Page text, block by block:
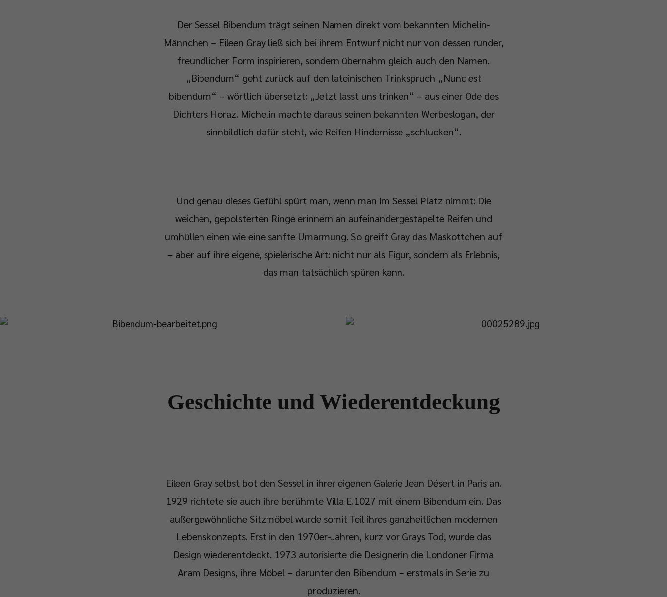
Der Sessel Bibendum trägt seinen Namen direkt vom bekannten Michelin-
Männchen – Eileen Gray ließ sich bei ihrem Entwurf nicht nur von dessen runder,
freundlicher Form inspirieren, sondern übernahm gleich auch den Namen.
„Bibendum“ geht zurück auf den lateinischen Trinkspruch „Nunc est
bibendum“ – wörtlich übersetzt: „Jetzt lasst uns trinken“ – aus einer Ode des
Dichters Horaz. Michelin machte daraus seinen bekannten Werbeslogan, der
sinnbildlich dafür steht, wie Reifen Hindernisse „schlucken“.
Und genau dieses Gefühl spürt man, wenn man im Sessel Platz nimmt: Die
weichen, gepolsterten Ringe erinnern an aufeinandergestapelte Reifen und
umhüllen einen wie eine sanfte Umarmung. So greift Gray das Maskottchen auf
– aber auf ihre eigene, spielerische Art: nicht nur als Figur, sondern als Erlebnis,
das man tatsächlich spüren kann.
Geschichte und Wiederentdeckung
Eileen Gray selbst bot den Sessel in ihrer eigenen Galerie Jean Désert in Paris an.
1929 richtete sie auch ihre berühmte Villa E.1027 mit einem Bibendum ein. Das
außergewöhnliche Sitzmöbel wurde somit Teil ihres ganzheitlichen modernen
Lebenskonzepts. Erst in den 1970er-Jahren, kurz vor Grays Tod, wurde das
Design wiederentdeckt. 1973 autorisierte die Designerin die Londoner Firma
Aram Designs, ihre Möbel – darunter den Bibendum – erstmals in Serie zu
produzieren.